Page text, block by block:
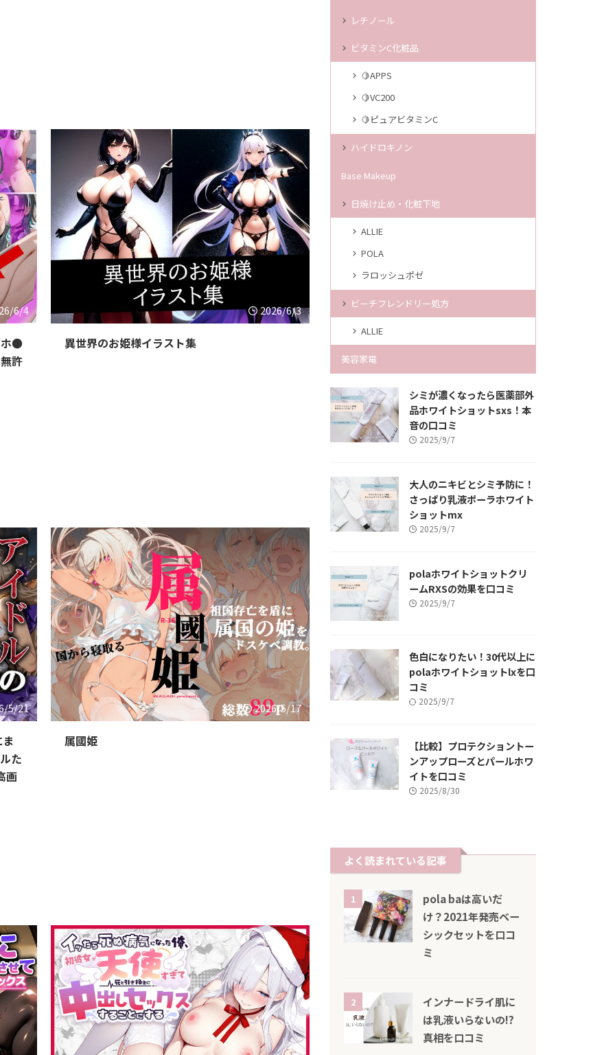
6/4
ホ●
許
2026/6/3
異世界のお姫様イラスト集
5/21
た
画
2026/5/17
属國姫
レチノール
ビタミンC化粧品
🍋APPS
🍋VC200
🍋ピュアビタミンC
ハイドロキノン
Base Makeup
日焼け止め・化粧下地
ALLIE
POLA
ラロッシュポゼ
ビーチフレンドリー処方
ALLIE
美容家電
シミが濃くなったら医薬部外
品ホワイトショットsxs！本
音の口コミ
2025/9/7
大人のニキビとシミ予防に！
さっぱり乳液ポーラホワイト
ショットmx
2025/9/7
polaホワイトショットクリ
ームRXSの効果を口コミ
2025/9/7
色白になりたい！30代以上に
polaホワイトショットlxを口
コミ
2025/9/7
【比較】プロテクショントー
ンアップローズとパールホワ
イトを口コミ
2025/8/30
よく読まれている記事
1
pola baは高いだ
け？2021年発売ベー
シックセットを口コ
ミ
2
インナードライ肌に
は乳液いらないの!?
真相を口コミ